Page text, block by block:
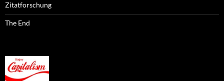
Zitatforschung
The End